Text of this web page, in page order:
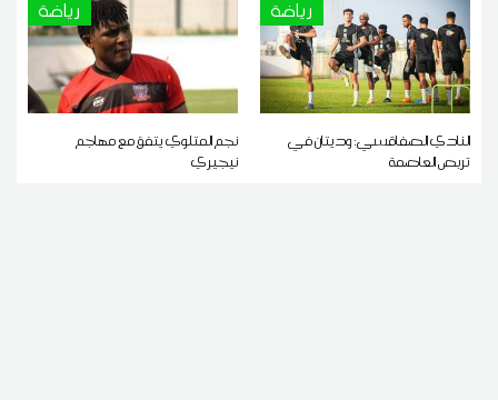
رياضة
النادي الصفاقسي: وديتان في
تربص العاصمة
رياضة
نجم المتلوي يتفق مع مهاجم
نيجيري